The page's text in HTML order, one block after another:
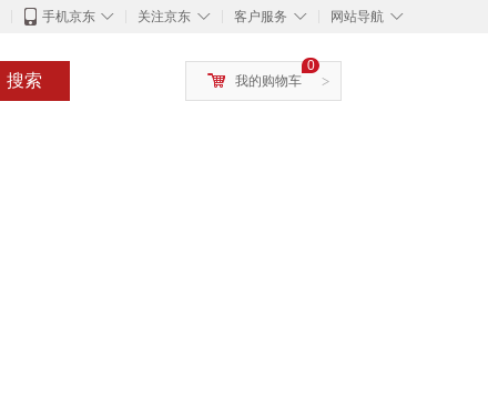
◇
手机京东 ◇
关注京东 ◇
客户服务 ◇
网站导航
搜索 >
0
我的购物车